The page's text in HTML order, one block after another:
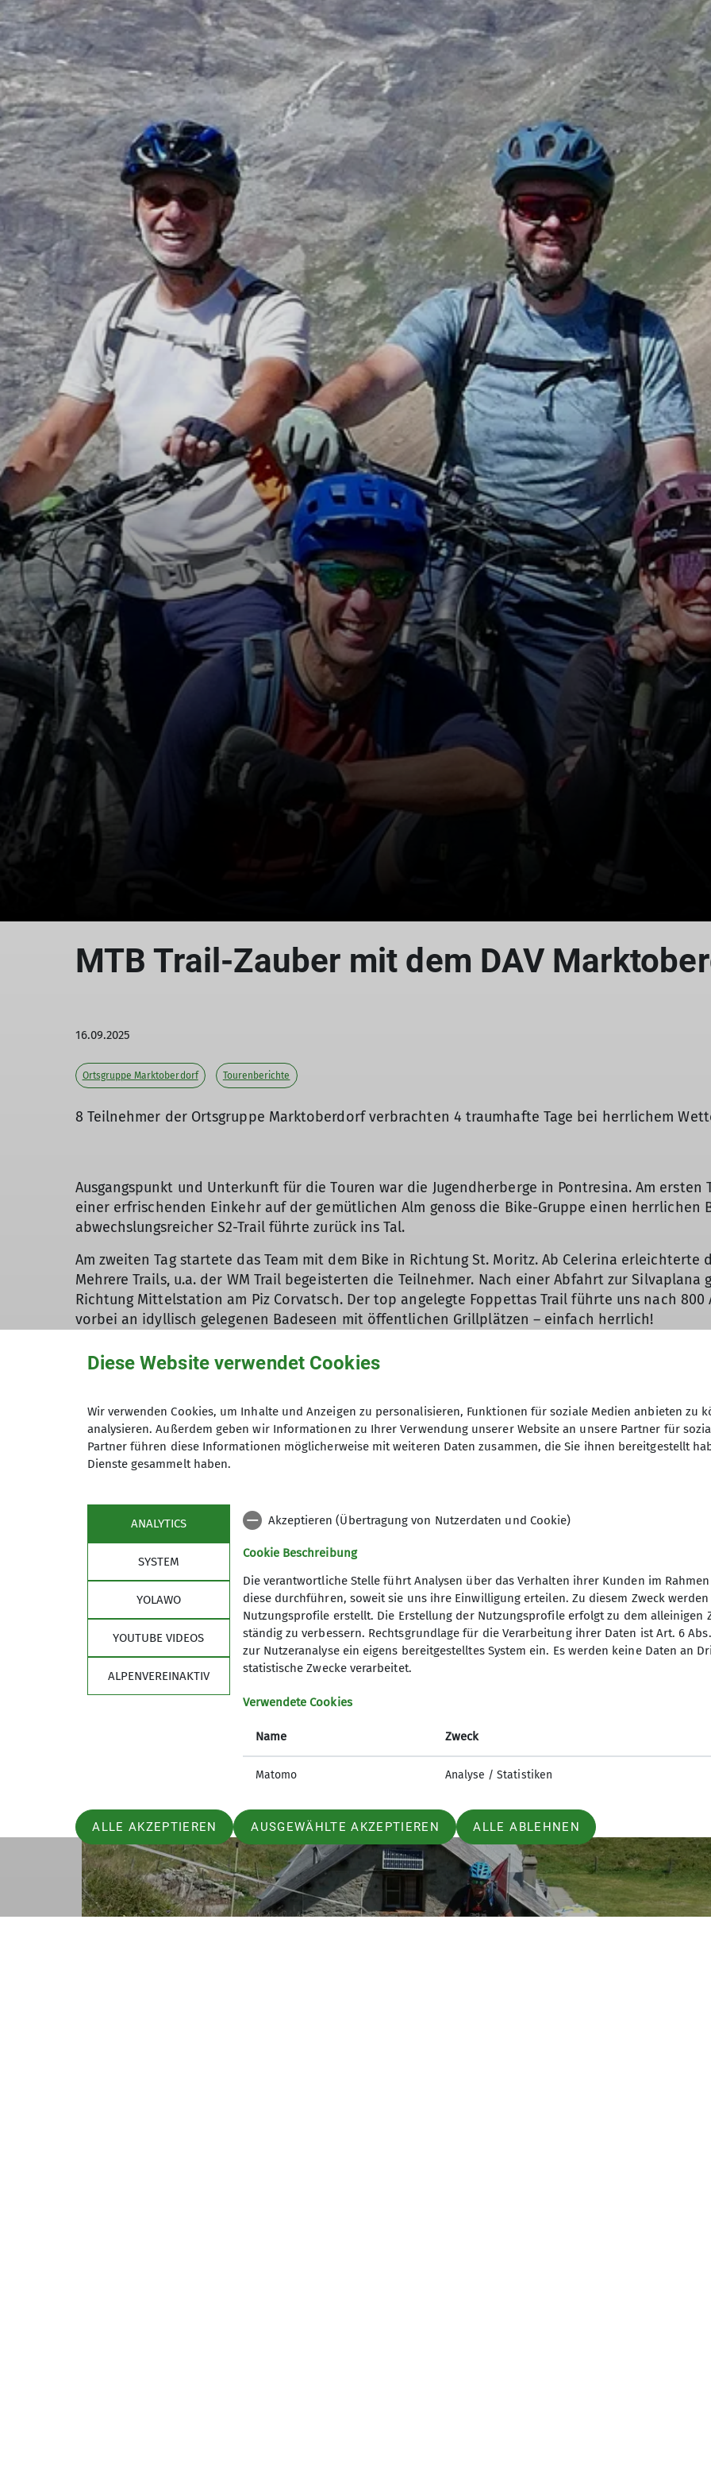
MTB Trail-Zauber mit dem DAV
16.09.2025
Ortsgruppe Marktoberdorf Tourenberichte
8 Teilnehmer der Ortsgruppe Marktoberdorf verbrachten 4 traumhafte Tage bei herrlichem
Ausgangspunkt und Unterkunft für die Touren war die Jugendherberge in Pontresina. Am ersten
einer erfrischenden Einkehr auf der gemütlichen Alm genoss die Bike-Gruppe einen herrlichen
abwechslungsreicher S2-Trail führte zurück ins Tal.
Am zweiten Tag startete das Team mit dem Bike in Richtung St. Moritz. Ab Celerina erleichterte
Mehrere Trails, u.a. der WM Trail begeisterten die Teilnehmer. Nach einer Abfahrt zur
Richtung Mittelstation am Piz Corvatsch. Der top angelegte Foppettas Trail führte uns nach
vorbei an idyllisch gelegenen Badeseen mit öffentlichen Grillplätzen – einfach herrlich!
Ein absolutes Highlight der Oberengadin Tour war der 3. Tag. Kaum in Moreratsch angelangt,
Berninagruppe bei beeindruckendem Morgenlicht. Nach der Überquerung der
anschließend ging es hinauf zur Fuorcla Minor 2435m. Ein mega Trail führte uns hinunter zum
umrundeten wir den Piz Lagalp der auf der Tour nicht fehlen darf wegen dem unbeschreiblich
der beeindruckenden Bernina Gruppe.
Val Roseg wo der Ausflug bei einem schönen Blick auf den Roseg Gletscher und Schneekuppe
Ausklang fand. Bei einer Abschlußrunde freute sich Organisator und Guide Thomas D. über die
Miteinander in der gesamten Gruppe. Er sagte auch es ist ein Privileg sich mit dem Bike in
bewegen zu dürfen.
Das Schweizer Oberengadin ist ein überaus lohnendes Ziel für MTB Touren!
Bericht: Gabi Rößle
© DAV Allgäu-Immenstadt
Diese Website verwendet Cookies
Wir verwenden Cookies, um Inhalte und Anzeigen zu personalisieren, Funktionen für soziale Medien anbieten zu
analysieren. Außerdem geben wir Informationen zu Ihrer Verwendung unserer Website an unsere Partner für
Partner führen diese Informationen möglicherweise mit weiteren Daten zusammen, die Sie ihnen bereitgestellt
Dienste gesammelt haben.
ANALYTICS
SYSTEM
YOLAWO
YOUTUBE VIDEOS
ALPENVEREINAKTIV
Akzeptieren (Übertragung von Nutzerdaten und Cookie)
Cookie Beschreibung
Die verantwortliche Stelle führt Analysen über das Verhalten ihrer Kunden im
diese durchführen, soweit sie uns ihre Einwilligung erteilen. Zu diesem Zweck
Nutzungsprofile erstellt. Die Erstellung der Nutzungsprofile erfolgt zu dem alleinigen
ständig zu verbessern. Rechtsgrundlage für die Verarbeitung ihrer Daten ist Art. 6
zur Nutzeranalyse ein eigens bereitgestelltes System ein. Es werden keine Daten an
statistische Zwecke verarbeitet.
Verwendete Cookies
Name Zweck
Matomo Analyse / Statistiken
ALLE AKZEPTIEREN AUSGEWÄHLTE AKZEPTIEREN ALLE ABLEHNEN